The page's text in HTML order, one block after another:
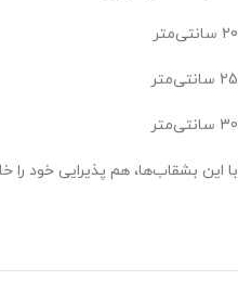
20 سانتی‌متر
25 سانتی‌متر
30 سانتی‌متر
با این بشقاب‌ها، هم پذیرایی خود